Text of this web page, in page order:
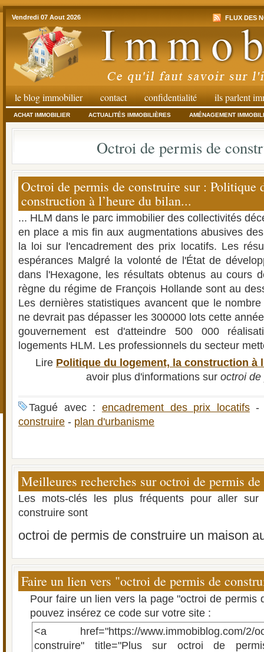
Vendredi 07 Aout 2026 FLUX DES
le blog immobilier contact confidentialité ils parlent
ACHAT IMMOBILIER ACTUALITÉS IMMOBILIÈRES AMÉNAGEMENT
Octroi de permis de
Octroi de permis de construire sur : Politique
construction à l’heure du bilan...
... HLM dans le parc immobilier des collectivités
en place a mis fin aux augmentations abusives
la loi sur l'encadrement des prix locatifs. Les
espérances Malgré la volonté de l'État de
dans l'Hexagone, les résultats obtenus au cours
règne du régime de François Hollande sont au
Les dernières statistiques avancent que le
ne devrait pas dépasser les 300000 lots cette
gouvernement est d'atteindre 500 000
logements HLM. Les professionnels du secteur
Lire Politique du logement, la construction à
avoir plus d'informations sur octroi de
Tagué avec : encadrement des prix locatifs
construire - plan d'urbanisme
Meilleures recherches sur octroi de permis
Les mots-clés les plus fréquents pour aller
construire sont
octroi de permis de construire un maison
Faire un lien vers "octroi de permis de
Pour faire un lien vers la page "octroi de permis
pouvez insérez ce code sur votre site :
<a href="https://www.immobiblog.com/2/
construire" title="Plus sur octroi de